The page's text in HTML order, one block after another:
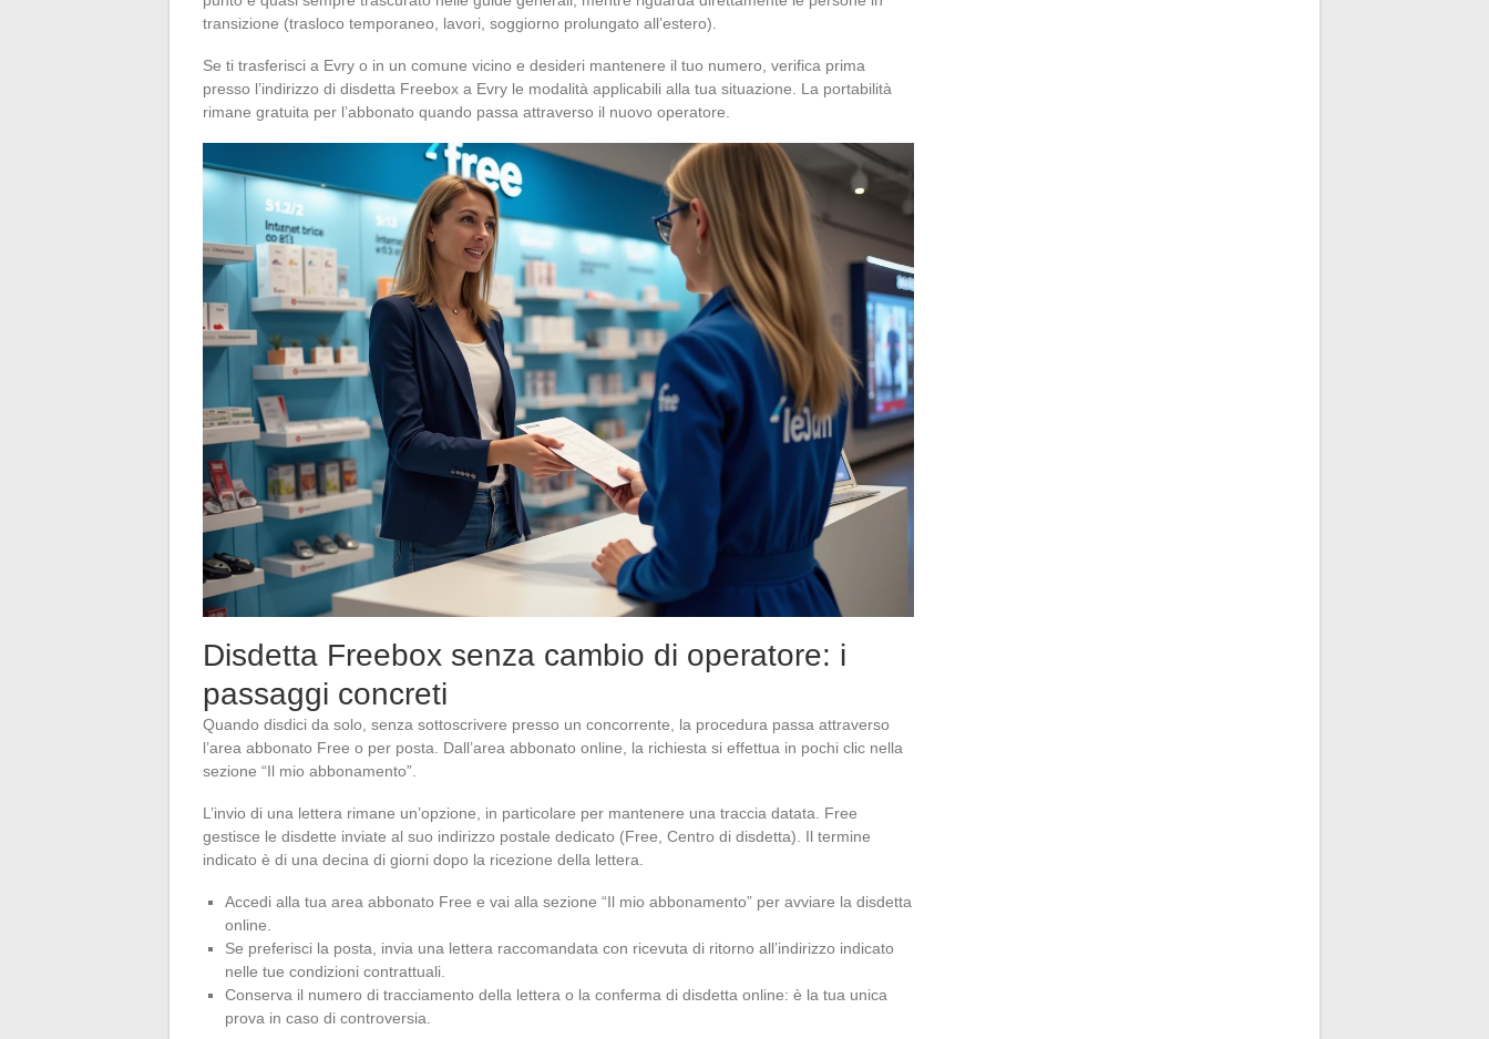
transizione (trasloco temporaneo, lavori, soggiorno prolungato all’estero).
Se ti trasferisci a Evry o in un comune vicino e desideri mantenere il tuo numero, verifica prima
presso l’indirizzo di disdetta Freebox a Evry le modalità applicabili alla tua situazione. La portabilità
rimane gratuita per l’abbonato quando passa attraverso il nuovo operatore.
Disdetta Freebox senza cambio di operatore: i
passaggi concreti
Quando disdici da solo, senza sottoscrivere presso un concorrente, la procedura passa attraverso
l’area abbonato Free o per posta. Dall’area abbonato online, la richiesta si effettua in pochi clic nella
sezione “Il mio abbonamento”.
L’invio di una lettera rimane un’opzione, in particolare per mantenere una traccia datata. Free
gestisce le disdette inviate al suo indirizzo postale dedicato (Free, Centro di disdetta). Il termine
indicato è di una decina di giorni dopo la ricezione della lettera.
Accedi alla tua area abbonato Free e vai alla sezione “Il mio abbonamento” per avviare la disdetta
online.
Se preferisci la posta, invia una lettera raccomandata con ricevuta di ritorno all’indirizzo indicato
nelle tue condizioni contrattuali.
Conserva il numero di tracciamento della lettera o la conferma di disdetta online: è la tua unica
prova in caso di controversia.